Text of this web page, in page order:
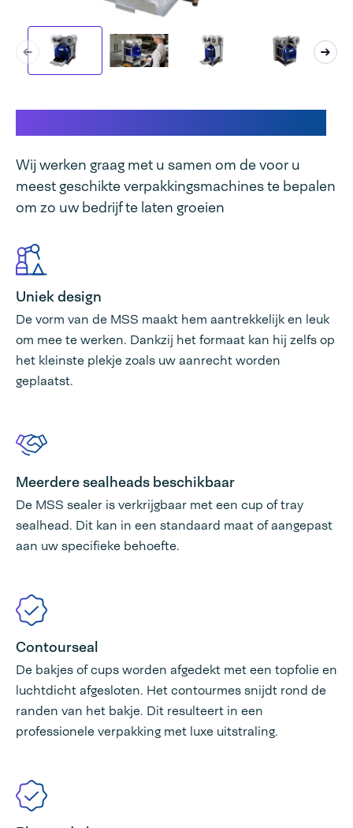
Wij werken graag met u samen om de voor u
meest geschikte verpakkingsmachines te bepalen
om zo uw bedrijf te laten groeien
Uniek design
De vorm van de MSS maakt hem aantrekkelijk en leuk
om mee te werken. Dankzij het formaat kan hij zelfs op
het kleinste plekje zoals uw aanrecht worden
geplaatst.
Meerdere sealheads beschikbaar
De MSS sealer is verkrijgbaar met een cup of tray
sealhead. Dit kan in een standaard maat of aangepast
aan uw specifieke behoefte.
Contourseal
De bakjes of cups worden afgedekt met een topfolie en
luchtdicht afgesloten. Het contourmes snijdt rond de
randen van het bakje. Dit resulteert in een
professionele verpakking met luxe uitstraling.